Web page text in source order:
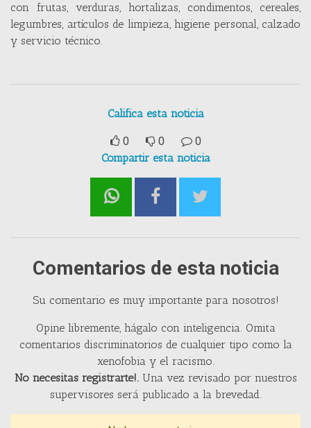
con frutas, verduras, hortalizas, condimentos, cereales,
legumbres, artículos de limpieza, higiene personal, calzado
y servicio técnico.
Califica esta noticia
0 0
0
Compartir esta noticia
Comentarios de esta noticia
Su comentario es muy importante para nosotros!
Opine libremente, hágalo con inteligencia. Omita
comentarios discriminatorios de cualquier tipo como la
xenofobia y el racismo.
No necesitas registrarte!.Una vez revisado por nuestros
supervisores será publicado a la brevedad.